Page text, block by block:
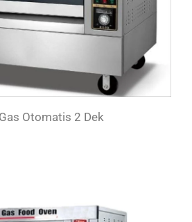
Otomatis 2 Dek